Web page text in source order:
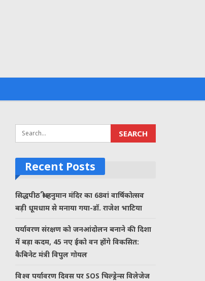
Recent Posts
सिद्धपीठ श्री हनुमान मंदिर का 68वां वार्षिकोत्सव
बड़ी धूमधाम से मनाया गया-डॉ. राजेश भाटिया
पर्यावरण संरक्षण को जनआंदोलन बनाने की दिशा
में बड़ा कदम, 45 नए ईको वन होंगे विकसित:
कैबिनेट मंत्री विपुल गोयल
विश्व पर्यावरण दिवस पर SOS चिल्ड्रेन्स विलेजेज